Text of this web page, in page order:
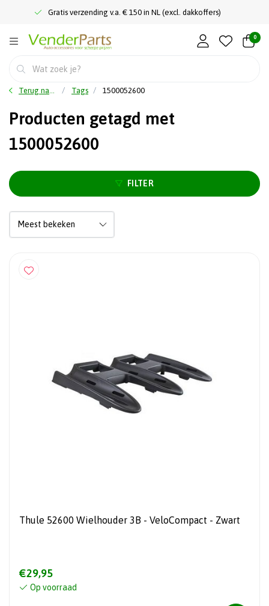
Gratis verzending v.a. € 150 in NL (excl. dakkoffers)
0
Terug naar home Tags 1500052600
Producten getagd met
1500052600
FILTER
Thule 52600 Wielhouder 3B - VeloCompact - Zwart
€29,95
Op voorraad